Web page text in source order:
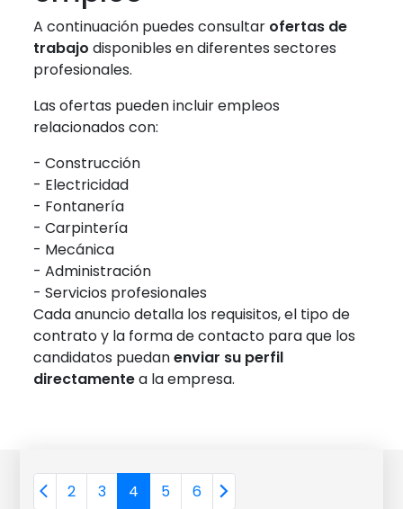
A continuación puedes consultar ofertas de
trabajo disponibles en diferentes sectores
profesionales.
Las ofertas pueden incluir empleos
relacionados con:
- Construcción
- Electricidad
- Fontanería
- Carpintería
- Mecánica
- Administración
- Servicios profesionales
Cada anuncio detalla los requisitos, el tipo de
contrato y la forma de contacto para que los
candidatos puedanenviar su perfil
directamentea la empresa.
2 3 4 5 6